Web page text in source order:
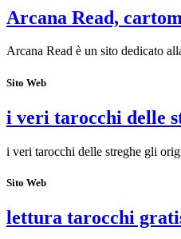
Arcana Read,
Arcana Read è un sito dedicato
Sito Web
i veri tarocchi delle
i veri tarocchi delle streghe gli
Sito Web
lettura tarocchi